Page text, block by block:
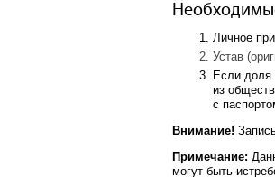
Личное
Устав
Если доля
из
с
Внимание!
Примечание:
могут быть